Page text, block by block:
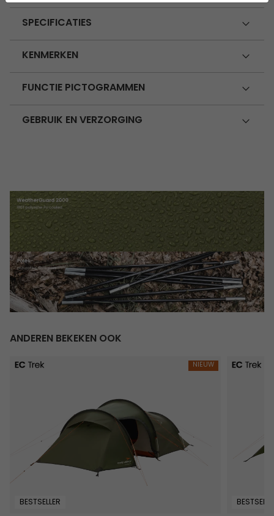
SPECIFICATIES
KENMERKEN
FUNCTIE PICTOGRAMMEN
GEBRUIK EN VERZORGING
ANDEREN BEKEKEN OOK
Pasvik 3
NIEUW
BESTSELLER
Pasvik 4